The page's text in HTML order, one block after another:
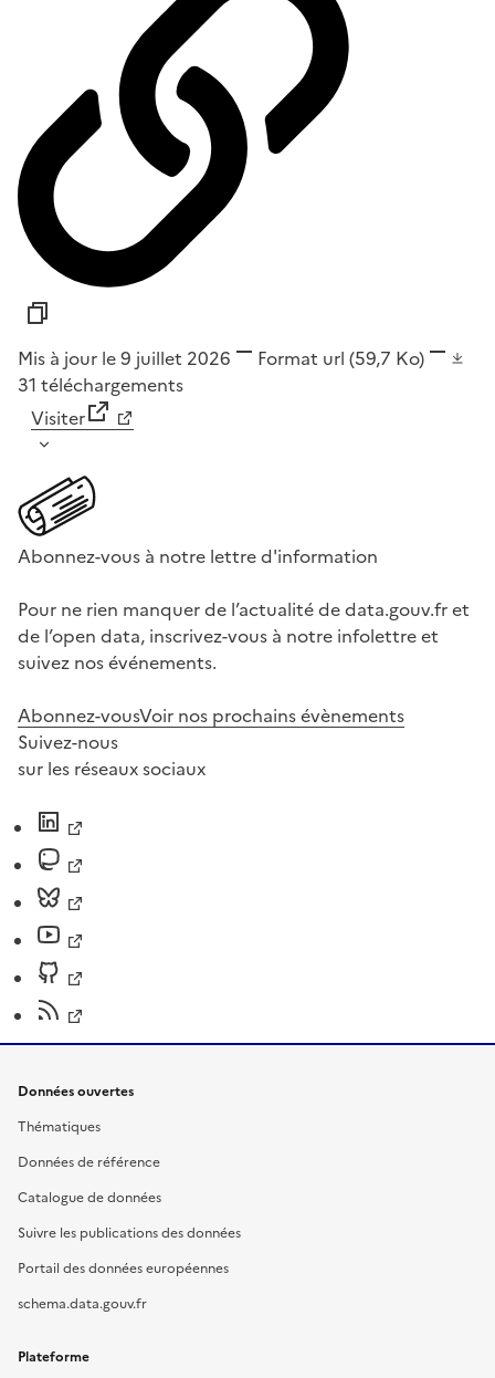
Mis à jour le 9 juillet 2026 Format url (59,7 Ko)
31 téléchargements
Visiter
Abonnez-vous à notre lettre d'information
Pour ne rien manquer de l’actualité de data.gouv.fr et
de l’open data, inscrivez-vous à notre infolettre et
suivez nos événements.
Abonnez-vousVoir nos prochains évènements
Suivez-nous
sur les réseaux sociaux
Données ouvertes
Thématiques
Données de référence
Catalogue de données
Suivre les publications des données
Portail des données européennes
schema.data.gouv.fr
Plateforme